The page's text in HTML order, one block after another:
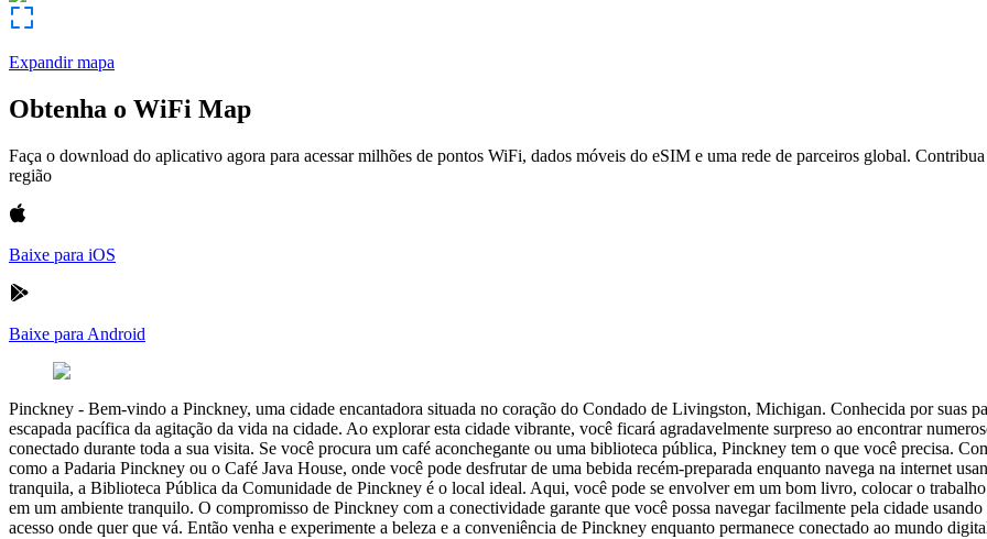
Expandir mapa
Obtenha o WiFi Map
Faça o download do aplicativo agora para acessar milhões de pontos WiFi, dados móveis do eSIM e uma rede de parceiros global.
região
Baixe para iOS
Baixe para Android
Pinckney - Bem-vindo a Pinckney, uma cidade encantadora situada no coração do Condado de Livingston, Michigan. Conhecida por suas
escapada pacífica da agitação da vida na cidade. Ao explorar esta cidade vibrante, você ficará agradavelmente surpreso ao encontrar
conectado durante toda a sua visita. Se você procura um café aconchegante ou uma biblioteca pública, Pinckney tem o que você precisa.
como a Padaria Pinckney ou o Café Java House, onde você pode desfrutar de uma bebida recém-preparada enquanto navega na internet
tranquila, a Biblioteca Pública da Comunidade de Pinckney é o local ideal. Aqui, você pode se envolver em um bom livro, colocar o
em um ambiente tranquilo. O compromisso de Pinckney com a conectividade garante que você possa navegar facilmente pela cidade
acesso onde quer que vá. Então venha e experimente a beleza e a conveniência de Pinckney enquanto permanece conectado ao mundo